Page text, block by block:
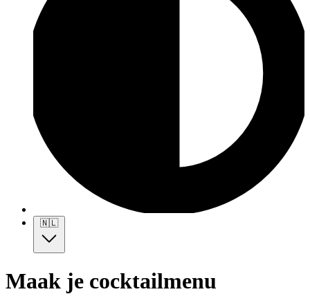
🇳🇱
Maak je cocktailmenu